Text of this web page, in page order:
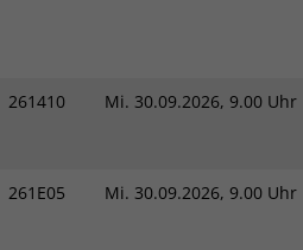
261410 Mi. 30.09.2026, 9.00 Uhr
261E05 Mi. 30.09.2026, 9.00 Uhr